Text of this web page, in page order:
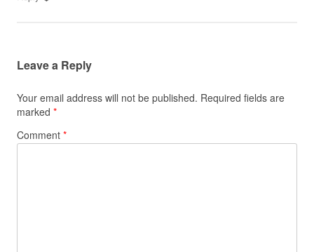
Leave a Reply
Your email address will not be published. Required fields are
marked *
Comment *